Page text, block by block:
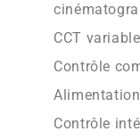
CCT
Contrôle
Contrôle